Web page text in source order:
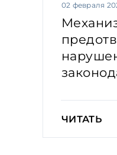
02 февраля
ЧИТАТЬ